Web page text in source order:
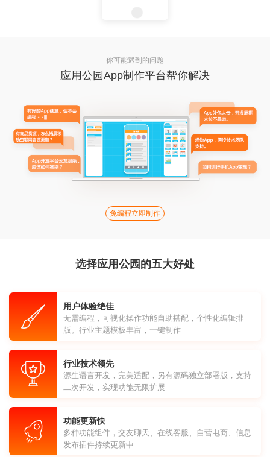
你可能遇到的问题
应用公园App制作平台帮你解决
免编程立即制作
选择应用公园的五大好处
用户体验绝佳
无需编程，可视化操作功能自助搭配，个性化编辑排
版。行业主题模板丰富，一键制作
行业技术领先
源生语言开发，完美适配，另有源码独立部署版，支持
二次开发，实现功能无限扩展
功能更新快
多种功能组件，交友聊天、在线客服、自营电商、信息
发布插件持续更新中